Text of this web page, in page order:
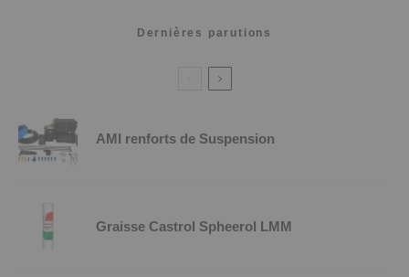
Dernières parutions
AMI renforts de Suspension
Graisse Castrol Spheerol LMM